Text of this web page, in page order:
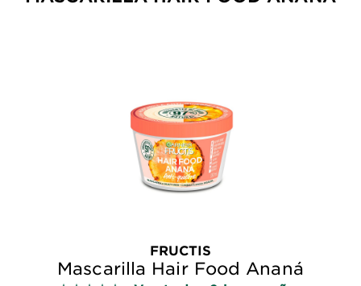
FRUCTIS
Mascarilla Hair Food Ananá